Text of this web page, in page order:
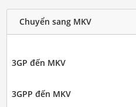
Chuyển sang MKV
3GP đến MKV
3GPP đến MKV